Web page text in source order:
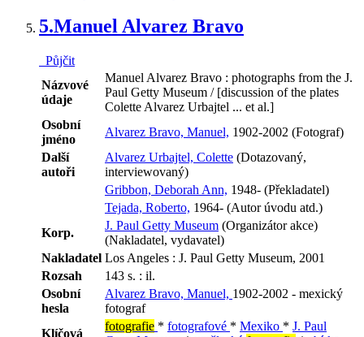
5.Manuel Alvarez Bravo
Půjčit
Názvové
údaje
Manuel Alvarez Bravo : photographs from the J.
Paul Getty Museum / [discussion of the plates
Colette Alvarez Urbajtel ... et al.]
Osobní
jméno
Alvarez Bravo, Manuel, 1902-2002 (Fotograf)
Další
autoři
Alvarez Urbajtel, Colette (Dotazovaný,
interviewovaný)
Gribbon, Deborah Ann, 1948- (Překladatel)
Tejada, Roberto, 1964- (Autor úvodu atd.)
Korp.
J. Paul Getty Museum (Organizátor akce)
(Nakladatel, vydavatel)
Nakladatel Los Angeles : J. Paul Getty Museum, 2001
Rozsah
143 s. : il.
Osobní
hesla
Alvarez Bravo, Manuel, 1902-2002 - mexický
fotograf
Klíčová
fotografie * fotografové * Mexiko * J. Paul